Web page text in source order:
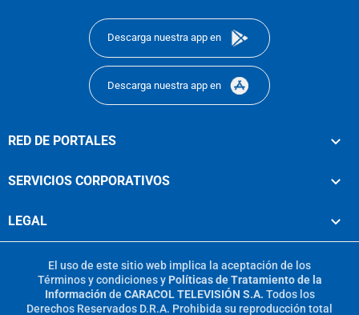
Descarga nuestra app en
Descarga nuestra app en
RED DE PORTALES
SERVICIOS CORPORATIVOS
LEGAL
El uso de este sitio web implica la aceptación de los
Términos y condicionesy Políticas de Tratamiento de la
Información de CARACOL TELEVISIÓN S.A. Todos los
Derechos Reservados D.R.A. Prohibida su reproducción total